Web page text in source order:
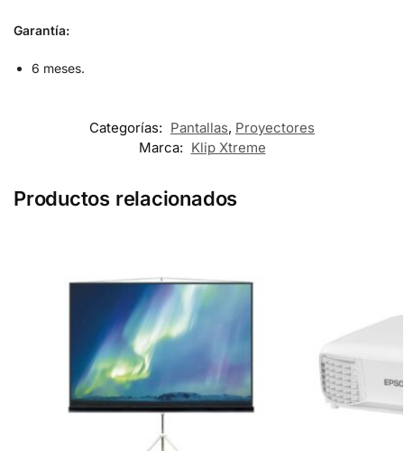
Garantía:
6 meses.
Categorías: Pantallas, Proyectores
Marca: Klip Xtreme
Productos relacionados